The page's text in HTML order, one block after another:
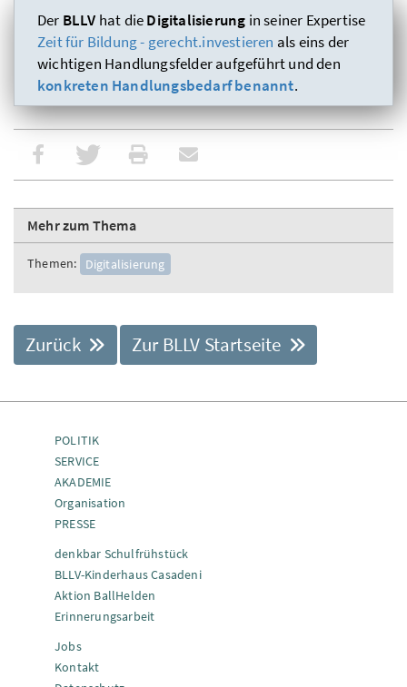
Der BLLV hat dieDigitalisierung in seiner Expertise
Zeit für Bildung - gerecht.investieren als eins der
wichtigen Handlungsfelder aufgeführt und den
konkreten Handlungsbedarf benannt.
Mehr zum Thema
Themen: Digitalisierung
Zurück Zur BLLV Startseite
POLITIK
SERVICE
AKADEMIE
Organisation
PRESSE
denkbar Schulfrühstück
BLLV-Kinderhaus Casadeni
Aktion BallHelden
Erinnerungsarbeit
Jobs
Kontakt